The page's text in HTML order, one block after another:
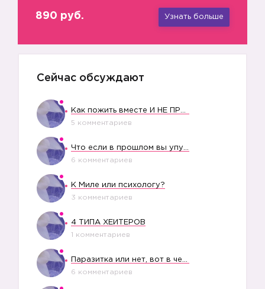
890 руб. Узнать больше
Сейчас обсуждают
5 комментариев
6 комментариев
К Миле или психологу?
3 комментариев
4 ТИПА ХЕЙТЕРОВ
1 комментариев
6 комментариев